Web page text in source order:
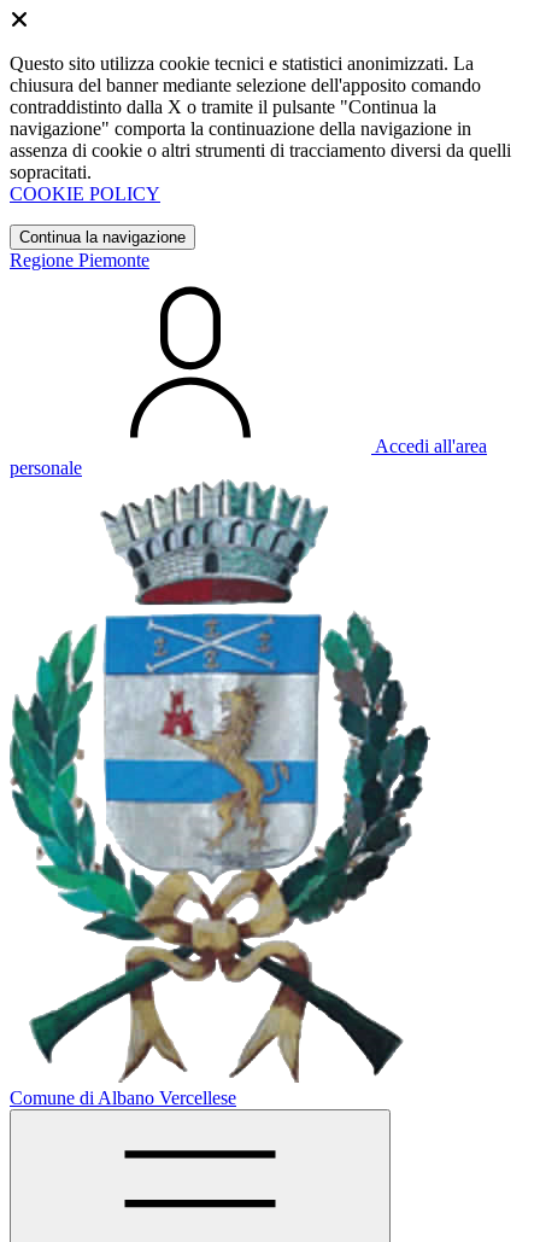
Questo sito utilizza cookie tecnici e statistici anonimizzati. La
chiusura del banner mediante selezione dell'apposito comando
contraddistinto dalla X o tramite il pulsante "Continua la
navigazione" comporta la continuazione della navigazione in
assenza di cookie o altri strumenti di tracciamento diversi da quelli
sopracitati.
COOKIE POLICY
Continua la navigazione
Regione Piemonte
Accedi all'area
personale
Comune di Albano Vercellese